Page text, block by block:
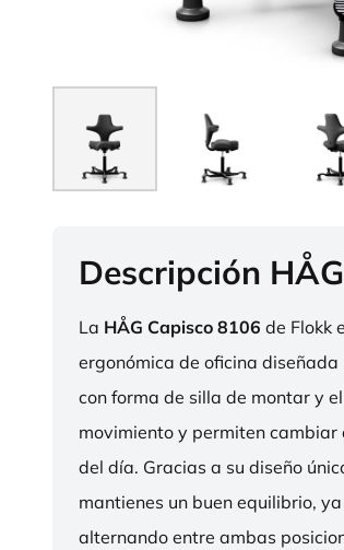
Descripción
La HÅG Capisco 8106 de Flokk
ergonómica de oficina
con forma de silla de montar y
movimiento y permiten
del día. Gracias a su diseño
mantienes un buen equilibrio,
alternando entre ambas